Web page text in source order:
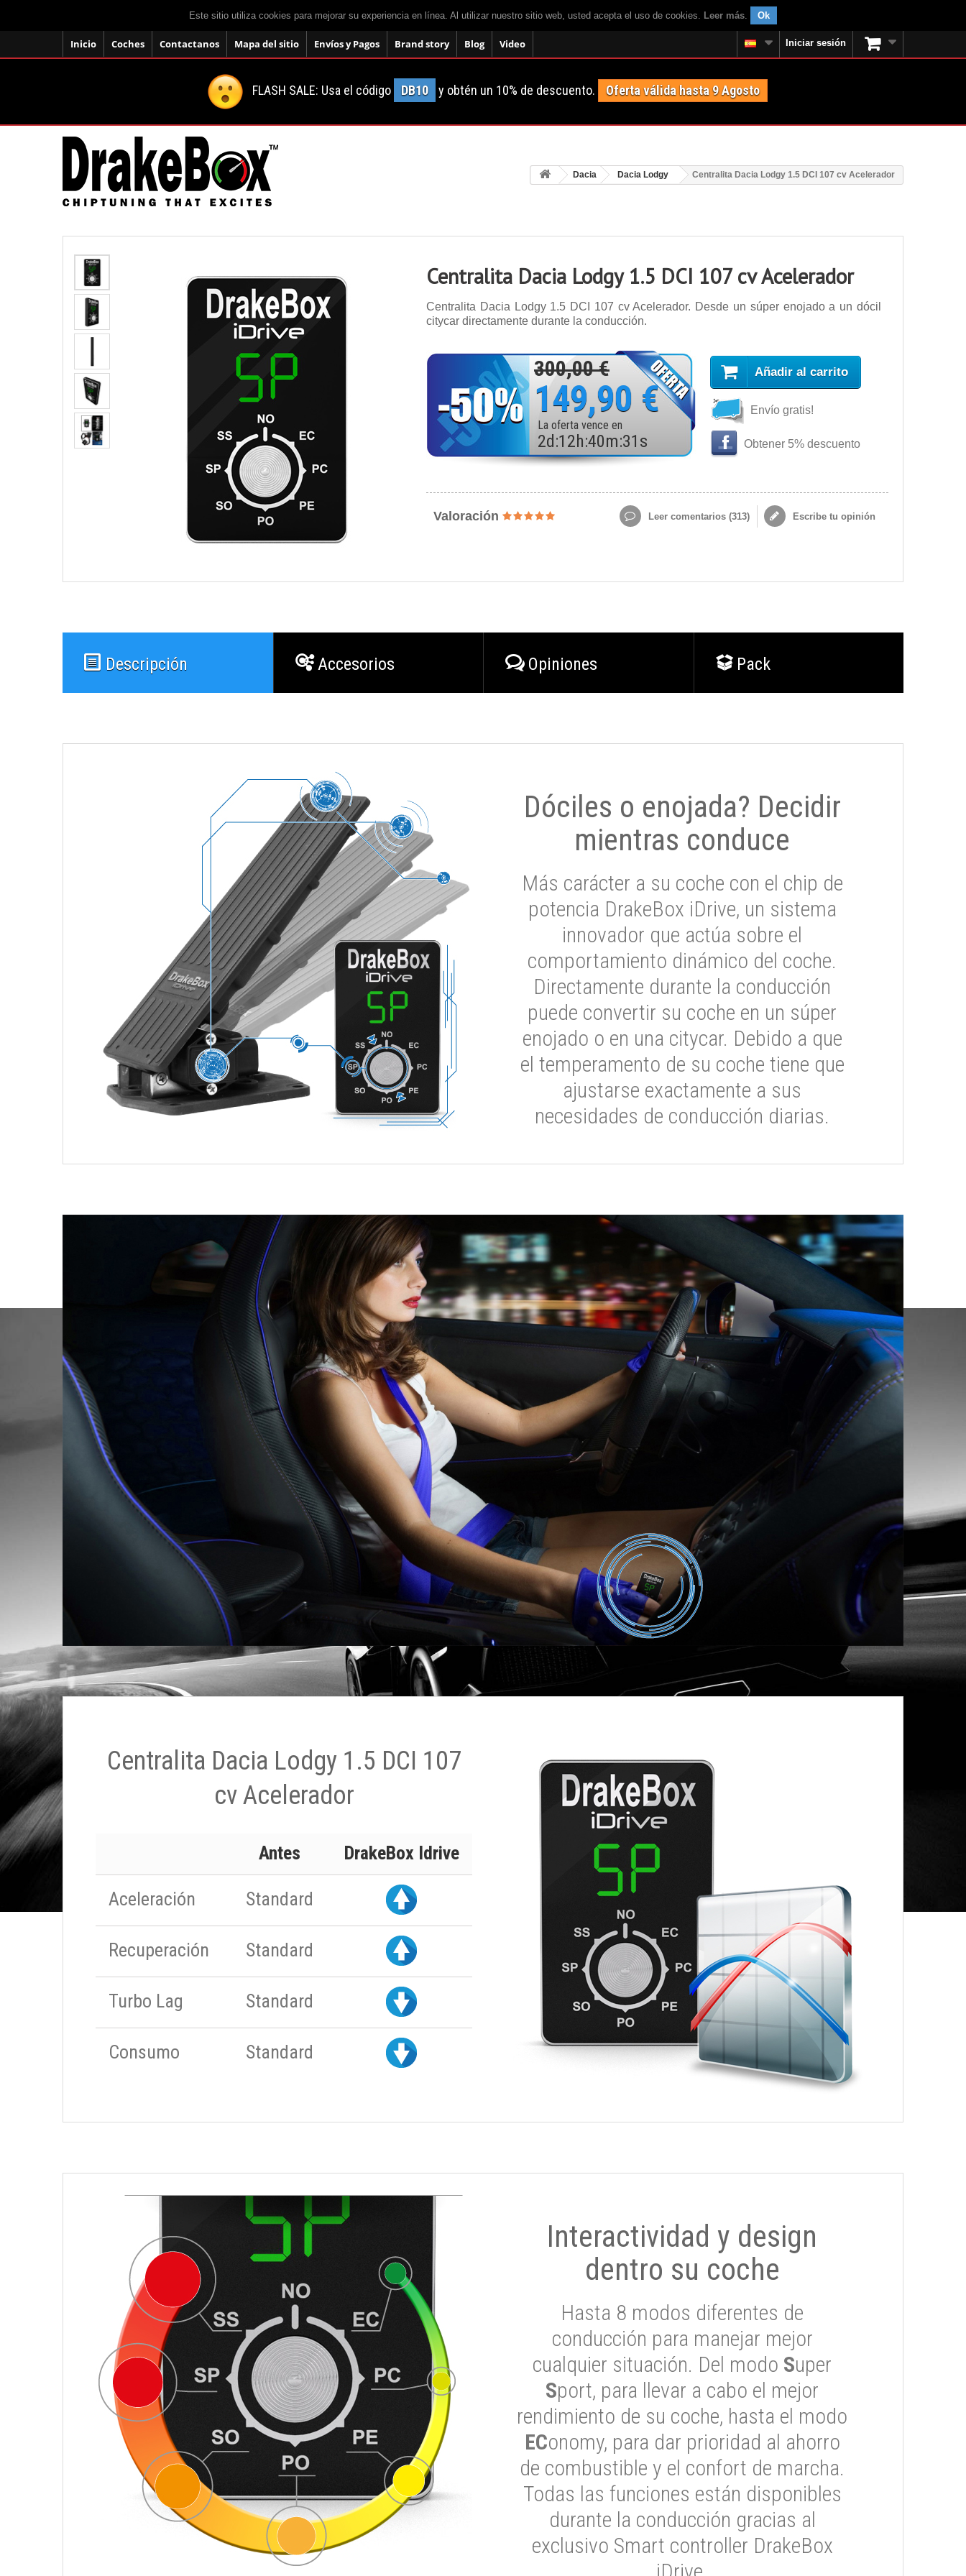
Este sitio utiliza cookies para mejorar su experiencia en línea. Al utilizar nuestro sitio web, usted acepta el uso de cookies. Leer más. Ok
Inicio Coches Contactanos Mapa del sitio Envíos y Pagos Brand story Blog Video Iniciar sesión
FLASH SALE: Usa el código DB10 y obtén un 10% de descuento. Oferta válida hasta 9 Agosto
Dacia Dacia Lodgy Centralita Dacia Lodgy 1.5 DCI 107 cv Acelerador
Centralita Dacia Lodgy 1.5 DCI 107 cv Acelerador
Centralita Dacia Lodgy 1.5 DCI 107 cv Acelerador. Desde un súper enojado a un dócil
citycar directamente durante la conducción.
300,00 €
149,90 €
La oferta vence en
2d :12h:40m:29 s
Añadir al carrito
Envío gratis!
Obtener 5% descuento
Valoración Leer comentarios (313) Escribe tu opinión
Descripción Accesorios Opiniones Pack
Dóciles o enojada? Decidir
mientras conduce
Más carácter a su coche con el chip de
potencia DrakeBox iDrive, un sistema
innovador que actúa sobre el
comportamiento dinámico del coche.
Directamente durante la conducción
puede convertir su coche en un súper
enojado o en una citycar. Debido a que
el temperamento de su coche tiene que
ajustarse exactamente a sus
necesidades de conducción diarias.
Centralita Dacia Lodgy 1.5 DCI 107
cv Acelerador
Antes DrakeBox Idrive
Aceleración Standard
Recuperación Standard
Turbo Lag Standard
Consumo Standard
Interactividad y design
dentro su coche
Hasta 8 modos diferentes de
conducción para manejar mejor
cualquier situación. Del modo Super
Sport, para llevar a cabo el mejor
rendimiento de su coche, hasta el modo
EConomy, para dar prioridad al ahorro
de combustible y el confort de marcha.
Todas las funciones están disponibles
durante la conducción gracias al
exclusivo Smart controller DrakeBox